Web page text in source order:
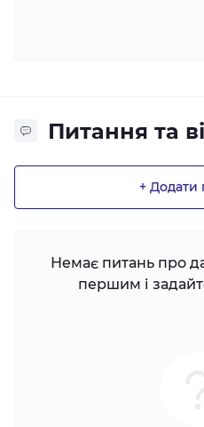
Питання та
+ Додати
Немає питань про
першим і